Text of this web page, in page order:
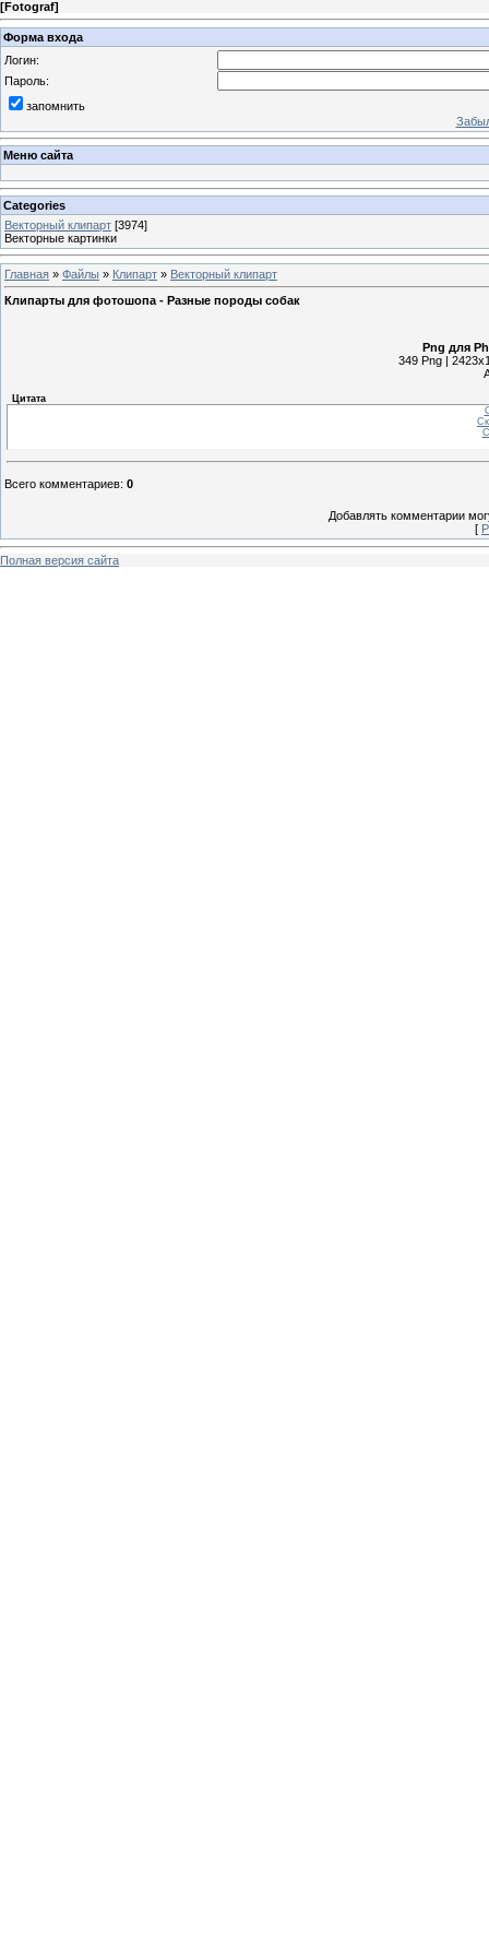
[Fotograf]
Форма входа
Логин:
Пароль:
запомнить
Меню сайта
Categories
Векторный клипарт [3974]
Векторные картинки
Главная » Файлы » Клипарт » Векторный клипарт
Клипарты для фотошопа - Разные породы собак
Png для
349 Png |
Цитата
Всего комментариев: 0
Добавлять комментарии
[
Полная версия сайта